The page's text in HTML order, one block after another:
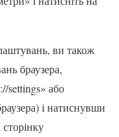
ви також
браузера,
settings» або
і натиснувши